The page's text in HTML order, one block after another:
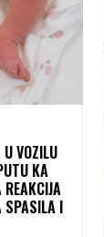
U VOZILU
KA
REAKCIJA
SPASILA I